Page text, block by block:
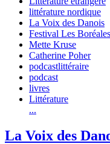
littérature nordique
La Voix des Danois
Festival Les Boréales
Mette Kruse
Catherine Poher
podcastlittéraire
podcast
livres
Littérature
...
La Voix des